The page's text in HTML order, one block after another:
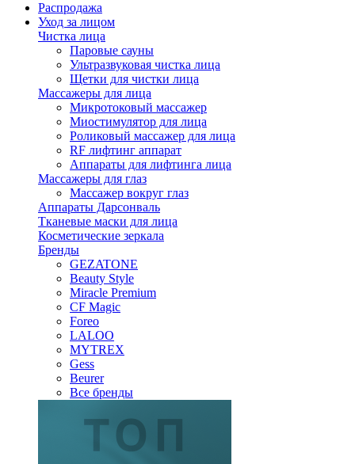
Распродажа
Уход за лицом
Чистка лица
Паровые сауны
Ультразвуковая чистка лица
Щетки для чистки лица
Массажеры для лица
Микротоковый массажер
Миостимулятор для лица
Роликовый массажер для лица
RF лифтинг аппарат
Аппараты для лифтинга лица
Массажеры для глаз
Массажер вокруг глаз
Аппараты Дарсонваль
Тканевые маски для лица
Косметические зеркала
Бренды
GEZATONE
Beauty Style
Miracle Premium
CF Magic
Foreo
LALOO
MYTREX
Gess
Beurer
Все бренды